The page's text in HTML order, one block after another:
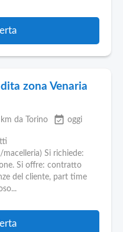
zona Venaria
da Torino event_available oggi
Si richiede:
Si offre: contratto
del cliente, part time